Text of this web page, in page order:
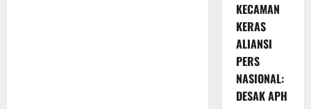
KECAMAN
KERAS
ALIANSI
PERS
NASIONAL:
DESAK APH